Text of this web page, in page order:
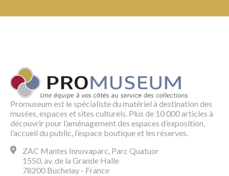
Promuseum est le spécialiste du matériel à destination des
musées, espaces et sites culturels. Plus de 10 000 articles à
découvrir pour l’aménagement des espaces d’exposition,
l’accueil du public, l’espace boutique et les réserves.
ZAC Mantes Innovaparc, Parc Quatuor
1550, av. de la Grande Halle
78200 Buchelay - France